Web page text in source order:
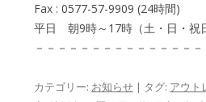
Fax : 0577-57-9909 (24時間)
平日 朝9時～17時（土・日・祝
－－－－－－－－－－－－－－
カテゴリー: お知らせ | タグ: アウト